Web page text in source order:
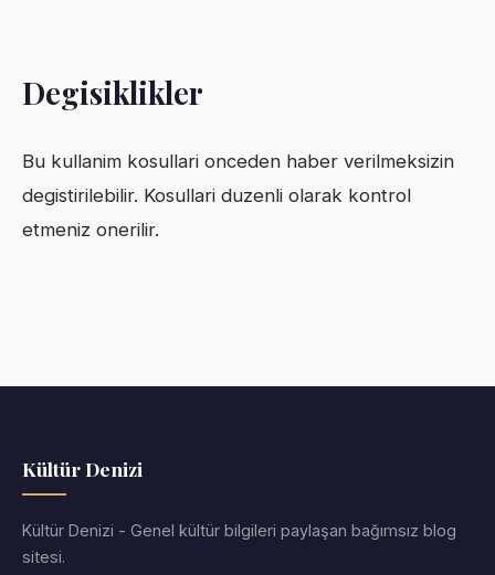
Degisiklikler
Bu kullanim kosullari onceden haber verilmeksizin
degistirilebilir. Kosullari duzenli olarak kontrol
etmeniz onerilir.
Kültür Denizi
Kültür Denizi - Genel kültür bilgileri paylaşan bağımsız blog
sitesi.